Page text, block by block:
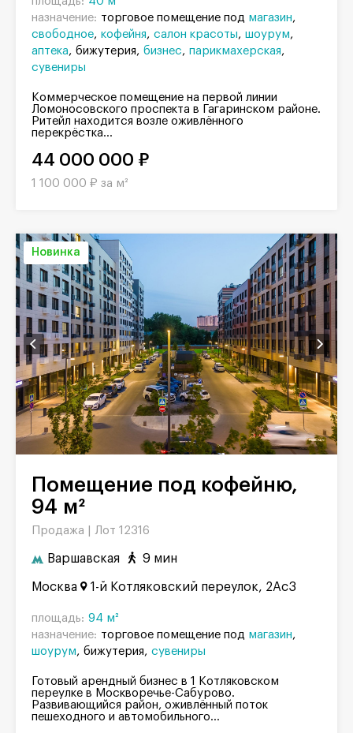
назначение: торговое помещение под магазин
свободное кофейня салон красоты
шоурум
аптека
бижутерия бизнес
парикмахерская
сувениры
Коммерческое помещение на первой линии
Ломоносовского проспекта в Гагаринском районе.
Ритейл находится возле оживлённого
перекрёстка...
44 000 000 ₽
1 100 000 ₽ за м²
Новинка
Помещение под кофейню,
94 м²
Продажа | Лот 12316
Варшавская 9 мин
Москва 1-й Котляковский переулок, 2Ас3
площадь: 94 м²
назначение: торговое помещение под магазин
шоурум
бижутерия сувениры
Готовый арендный бизнес в 1 Котляковском
переулке в Москворечье-Сабурово.
Развивающийся район, оживлённый поток
пешеходного и автомобильного...